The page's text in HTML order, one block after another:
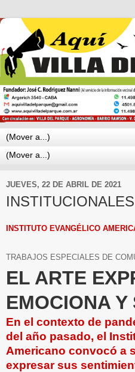
JUEVES, 22 DE ABRIL DE 2021
INSTITUCIONALES
INSTITUTO EVANGÉLICO
TRABAJOS ESPECIALES DE
EL ARTE
EMOCIONA Y
En el contexto de
del año pasado, el
Americano convocó a
expresar sus